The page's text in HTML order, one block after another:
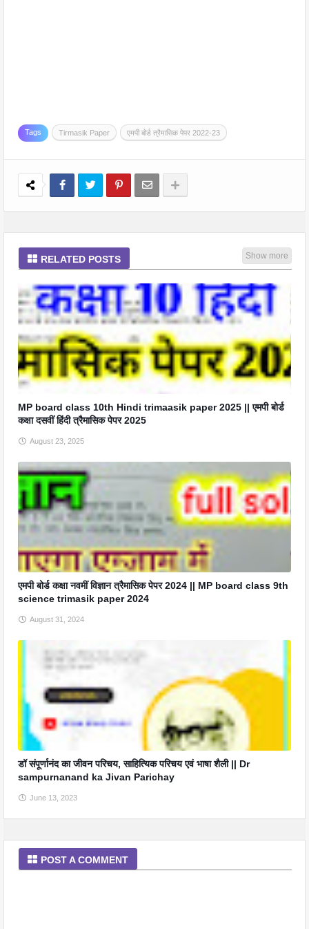
Tags Tirmasik Paper एमपी बोर्ड त्रैमासिक पेपर 2022-23
RELATED POSTS Show more
MP board class 10th Hindi trimaasik paper 2025 || एमपी बोर्ड
कक्षा दसवीं हिंदी त्रैमासिक पेपर 2025
August 23, 2025
एमपी बोर्ड कक्षा नवमीं विज्ञान त्रैमासिक पेपर 2024 || MP board class 9th
science trimasik paper 2024
August 31, 2024
डॉ संपूर्णानंद का जीवन परिचय, साहित्यिक परिचय एवं भाषा शैली || Dr
sampurnanand ka Jivan Parichay
June 13, 2023
POST A COMMENT